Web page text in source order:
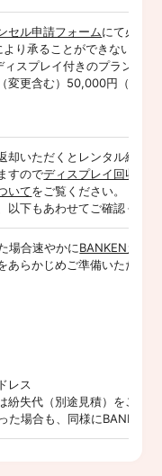
セル申請フォームにて必要
り承ることができない場合
スプレイ付きのプランの
変更含む）50,000円（税抜
却いただくとレンタル終了
すのでディスプレイ回収フ
いてをご覧ください。
以下もあわせてご確認くだ
場合速やかにBANKENカス
あらかじめご準備いただく
レス
紛失代（別途見積）をご負
た場合も、同様にBANKEN